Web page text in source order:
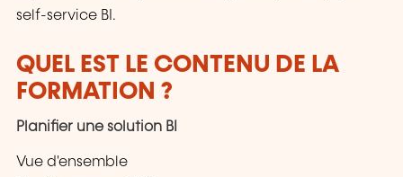
self-service BI.
QUEL EST LE CONTENU DE LA
FORMATION ?
Planifier une solution BI
Vue d'ensemble